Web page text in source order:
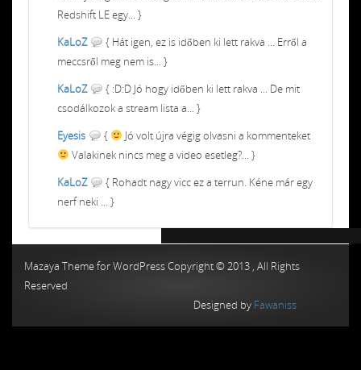
Redshift LE egy... }
KaLoZ
{ Hát igen, ez is időben ki lett rakva ... Erről a
meccsről meg nem is... }
KaLoZ
{ :D:D Jó hogy időben ki lett rakva ... De mit
csodálkozok a stream lista a... }
Eyesis
{
Jó volt újra végig olvasni a kommenteket
Valakinek nincs meg a video esetleg?... }
KaLoZ
{ Rohadt nagy vicc ez a terrun. Kéne már egy
nerf neki ... }
Mazaya Theme for WordPress Copyright © 2013 , All Rights
Reserved
Designed by Fawaniss